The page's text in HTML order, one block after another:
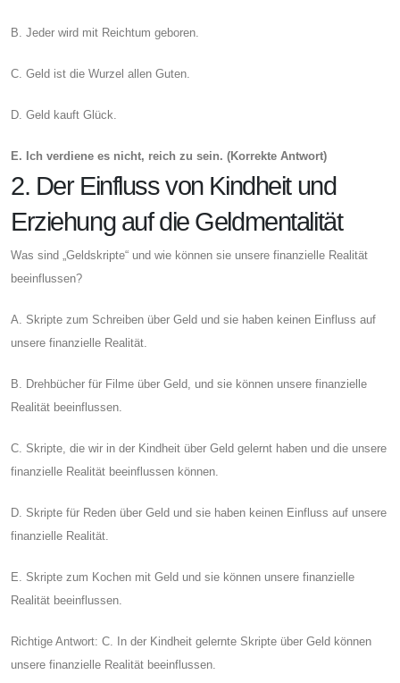
B. Jeder wird mit Reichtum geboren.
C. Geld ist die Wurzel allen Guten.
D. Geld kauft Glück.
E. Ich verdiene es nicht, reich zu sein. (Korrekte Antwort)
2. Der Einfluss von Kindheit und
Erziehung auf die Geldmentalität
Was sind „Geldskripte“ und wie können sie unsere finanzielle Realität
beeinflussen?
A. Skripte zum Schreiben über Geld und sie haben keinen Einfluss auf
unsere finanzielle Realität.
B. Drehbücher für Filme über Geld, und sie können unsere finanzielle
Realität beeinflussen.
C. Skripte, die wir in der Kindheit über Geld gelernt haben und die unsere
finanzielle Realität beeinflussen können.
D. Skripte für Reden über Geld und sie haben keinen Einfluss auf unsere
finanzielle Realität.
E. Skripte zum Kochen mit Geld und sie können unsere finanzielle
Realität beeinflussen.
Richtige Antwort: C. In der Kindheit gelernte Skripte über Geld können
unsere finanzielle Realität beeinflussen.